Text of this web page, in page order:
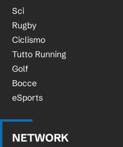
Sci
Rugby
Ciclismo
Tutto Running
Golf
Bocce
eSports
NETWORK